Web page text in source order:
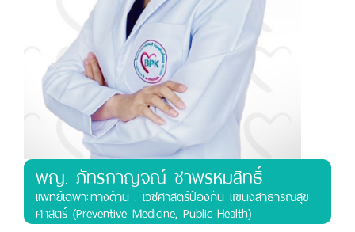
พญ. ภัทรกาญจณ์ ชาพรหมสิทธิ์
เเพทย์เฉพาะทางด้าน : เวชศาสตร์ป้องกัน แขนงสาธารณสุข
ศาสตร์ (Preventive Medicine, Public Health)